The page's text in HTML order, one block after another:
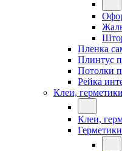
Пленка
Плинтус
Потолки
Рейка
Клеи,
Клеи,
Герметики